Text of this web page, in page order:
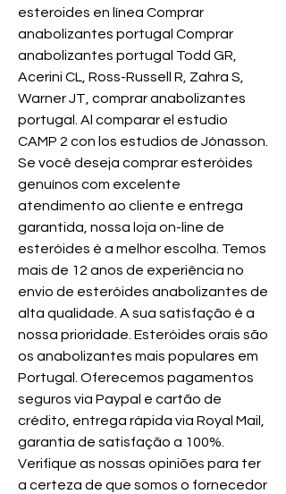
esteroides en línea Comprar
anabolizantes portugal Comprar
anabolizantes portugal Todd GR,
Acerini CL, Ross-Russell R, Zahra S,
Warner JT, comprar anabolizantes
portugal. Al comparar el estudio
CAMP 2 con los estudios de Jónasson.
Se você deseja comprar esteróides
genuínos com excelente
atendimento ao cliente e entrega
garantida, nossa loja on-line de
esteróides é a melhor escolha. Temos
mais de 12 anos de experiência no
envio de esteróides anabolizantes de
alta qualidade. A sua satisfação é a
nossa prioridade. Esteróides orais são
os anabolizantes mais populares em
Portugal. Oferecemos pagamentos
seguros via Paypal e cartão de
crédito, entrega rápida via Royal Mail,
garantia de satisfação a 100%.
Verifique as nossas opiniões para ter
a certeza de que somos o fornecedor